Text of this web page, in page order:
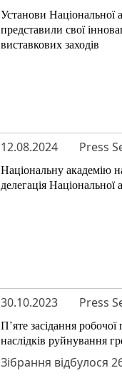
Установи Національної
представили свої
виставкових заходів
12.08.2024 Press
Національну академію
делегація
30.10.2023 Press
П’яте засідання
наслідків руйнування
Зібрання відбулося